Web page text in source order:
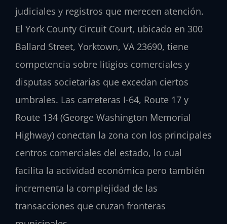
judiciales y registros que merecen atención.
El York County Circuit Court, ubicado en 300
Ballard Street, Yorktown, VA 23690, tiene
competencia sobre litigios comerciales y
disputas societarias que excedan ciertos
umbrales. Las carreteras I-64, Route 17 y
Route 134 (George Washington Memorial
Highway) conectan la zona con los principales
centros comerciales del estado, lo cual
facilita la actividad económica pero también
incrementa la complejidad de las
transacciones que cruzan fronteras